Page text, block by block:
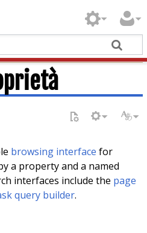
browsing interface for
a property and a named
interfaces include the page
query builder.